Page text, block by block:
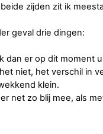
zijden zit ik
geval drie dingen:
dan er op dit moment
niet, het verschil in
klein.
net zo blij mee, als